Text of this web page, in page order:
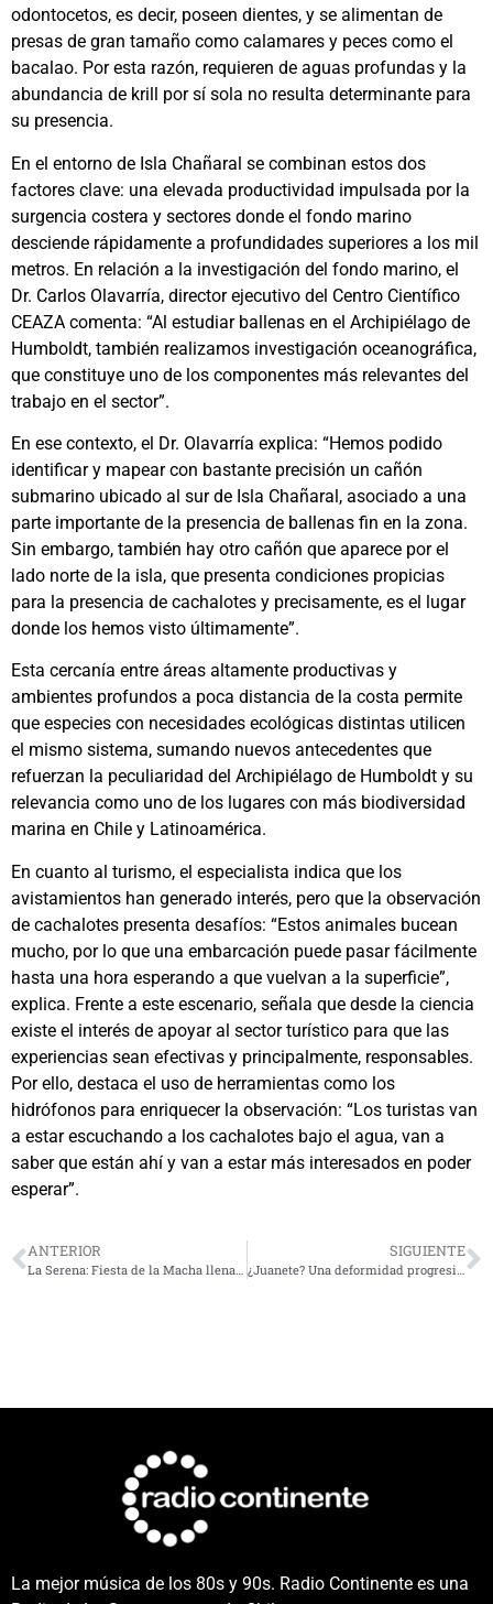
odontocetos, es decir, poseen dientes, y se alimentan de
presas de gran tamaño como calamares y peces como el
bacalao. Por esta razón, requieren de aguas profundas y la
abundancia de krill por sí sola no resulta determinante para
su presencia.
En el entorno de Isla Chañaral se combinan estos dos
factores clave: una elevada productividad impulsada por la
surgencia costera y sectores donde el fondo marino
desciende rápidamente a profundidades superiores a los mil
metros. En relación a la investigación del fondo marino, el
Dr. Carlos Olavarría, director ejecutivo del Centro Científico
CEAZA comenta: “Al estudiar ballenas en el Archipiélago de
Humboldt, también realizamos investigación oceanográfica,
que constituye uno de los componentes más relevantes del
trabajo en el sector”.
En ese contexto, el Dr. Olavarría explica: “Hemos podido
identificar y mapear con bastante precisión un cañón
submarino ubicado al sur de Isla Chañaral, asociado a una
parte importante de la presencia de ballenas fin en la zona.
Sin embargo, también hay otro cañón que aparece por el
lado norte de la isla, que presenta condiciones propicias
para la presencia de cachalotes y precisamente, es el lugar
donde los hemos visto últimamente”.
Esta cercanía entre áreas altamente productivas y
ambientes profundos a poca distancia de la costa permite
que especies con necesidades ecológicas distintas utilicen
el mismo sistema, sumando nuevos antecedentes que
refuerzan la peculiaridad del Archipiélago de Humboldt y su
relevancia como uno de los lugares con más biodiversidad
marina en Chile y Latinoamérica.
En cuanto al turismo, el especialista indica que los
avistamientos han generado interés, pero que la observación
de cachalotes presenta desafíos: “Estos animales bucean
mucho, por lo que una embarcación puede pasar fácilmente
hasta una hora esperando a que vuelvan a la superficie”,
explica. Frente a este escenario, señala que desde la ciencia
existe el interés de apoyar al sector turístico para que las
experiencias sean efectivas y principalmente, responsables.
Por ello, destaca el uso de herramientas como los
hidrófonos para enriquecer la observación: “Los turistas van
a estar escuchando a los cachalotes bajo el agua, van a
saber que están ahí y van a estar más interesados en poder
esperar”.
ANTERIOR
La Serena: Fiesta de la Macha llenará de sabor la Caleta San Pedro
SIGUIENTE
¿Juanete? Una deformidad progresiva del pie que puede afectar la calidad de vida
La mejor música de los 80s y 90s. Radio Continente es una